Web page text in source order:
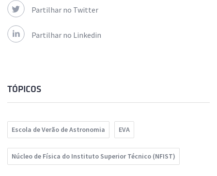
Partilhar no Twitter
Partilhar no Linkedin
TÓPICOS
Escola de Verão de Astronomia EVA
Núcleo de Física do Instituto Superior Técnico (NFIST)